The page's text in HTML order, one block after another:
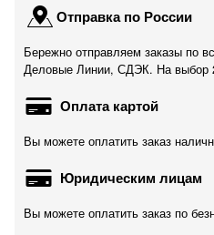
Отправка по России
Бережно отправляем заказы по
Деловые Линии, СДЭК. На выбор
Оплата картой
Вы можете оплатить заказ
Юридическим лицам
Вы можете оплатить заказ по